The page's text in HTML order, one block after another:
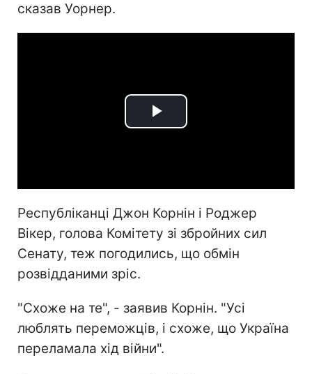
сказав Уорнер.
Play
Республіканці Джон Корнін і Роджер
Вікер, голова Комітету зі збройних сил
Сенату, теж погодились, що обмін
розвідданими зріс.
"Схоже на те", - заявив Корнін. "Усі
люблять переможців, і схоже, що Україна
переламала хід війни".